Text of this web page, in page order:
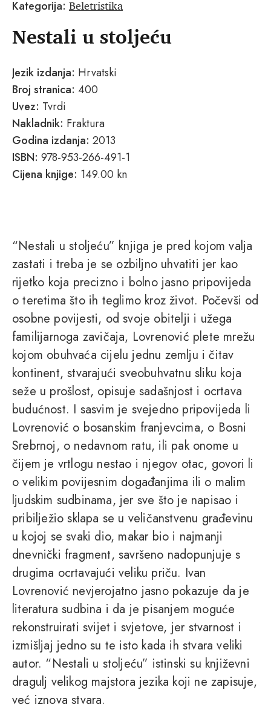
Kategorija: Beletristika
Nestali u stoljeću
Jezik izdanja: Hrvatski
Broj stranica: 400
Uvez: Tvrdi
Nakladnik: Fraktura
Godina izdanja: 2013
ISBN: 978-953-266-491-1
Cijena knjige: 149.00 kn
“Nestali u stoljeću” knjiga je pred kojom valja
zastati i treba je se ozbiljno uhvatiti jer kao
rijetko koja precizno i bolno jasno pripovijeda
o teretima što ih teglimo kroz život. Počevši od
osobne povijesti, od svoje obitelji i užega
familijarnoga zavičaja, Lovrenović plete mrežu
kojom obuhvaća cijelu jednu zemlju i čitav
kontinent, stvarajući sveobuhvatnu sliku koja
seže u prošlost, opisuje sadašnjost i ocrtava
budućnost. I sasvim je svejedno pripovijeda li
Lovrenović o bosanskim franjevcima, o Bosni
Srebrnoj, o nedavnom ratu, ili pak onome u
čijem je vrtlogu nestao i njegov otac, govori li
o velikim povijesnim događanjima ili o malim
ljudskim sudbinama, jer sve što je napisao i
pribilježio sklapa se u veličanstvenu građevinu
u kojoj se svaki dio, makar bio i najmanji
dnevnički fragment, savršeno nadopunjuje s
drugima ocrtavajući veliku priču. Ivan
Lovrenović nevjerojatno jasno pokazuje da je
literatura sudbina i da je pisanjem moguće
rekonstruirati svijet i svjetove, jer stvarnost i
izmišljaj jedno su te isto kada ih stvara veliki
autor. “Nestali u stoljeću” istinski su književni
dragulj velikog majstora jezika koji ne zapisuje,
već iznova stvara.